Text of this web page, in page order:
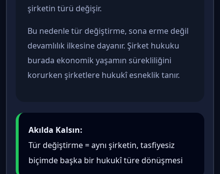
şirketin türü değişir.
Bu nedenle tür değiştirme, sona erme değil
devamlılık ilkesine dayanır. Şirket hukuku
burada ekonomik yaşamın sürekliliğini
korurken şirketlere hukukî esneklik tanır.
Akılda Kalsın:
Tür değiştirme = aynı şirketin, tasfiyesiz
biçimde başka bir hukukî türe dönüşmesi